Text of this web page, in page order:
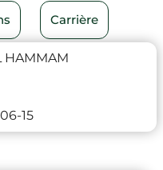
Carrière
HAMMAM
15